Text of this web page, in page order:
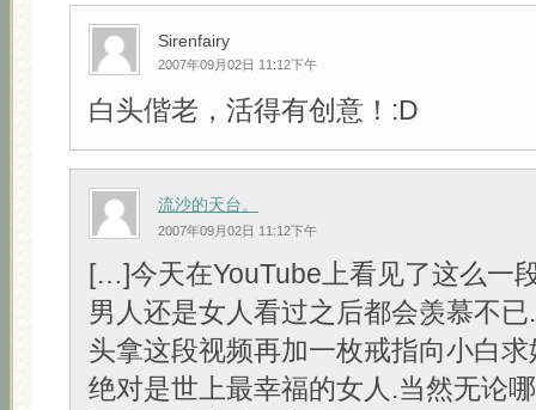
Sirenfairy
2007年09月02日 11:12下午
白头偕老，活得有创意！:D
流沙的天台。
2007年09月02日 11:12下午
[…]今天在YouTube上看见了这么一
男人还是女人看过之后都会羡慕不
头拿这段视频再加一枚戒指向小白
绝对是世上最幸福的女人.当然无论